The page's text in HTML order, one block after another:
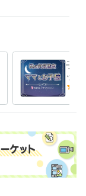
子育
ット
子の